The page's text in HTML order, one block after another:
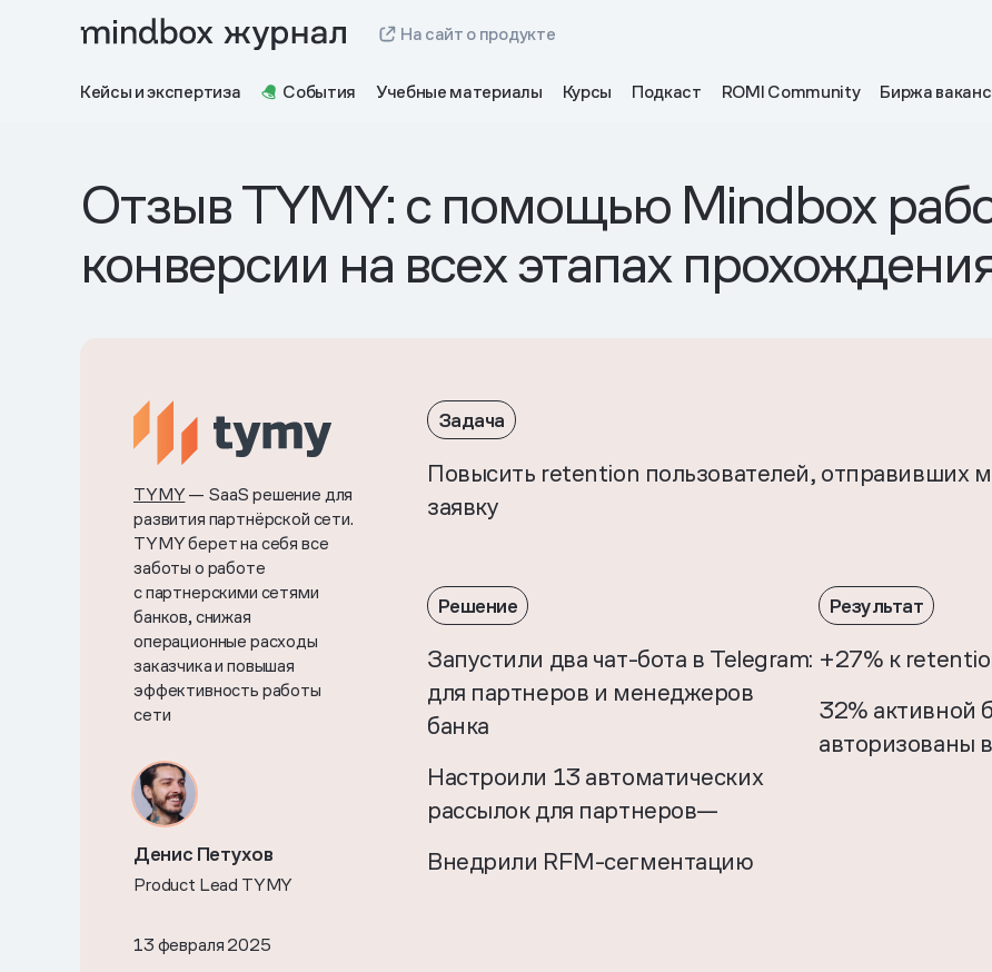
На сайт о продукте
Кейсы и экспертиза События Учебные материалы Курсы Подкаст ROMI Community Биржа
Отзыв TYMY: с помощью Mindbox
конверсии на всех этапах
TYMY— SaaS решение для
развития партнёрской сети.
TYMY берет на себя все
заботы о работе
с партнерскими сетями
банков, снижая
операционные расходы
заказчика и повышая
эффективность работы
сети
Денис Петухов
Product Lead TYMY
Задача
Повысить retention пользователей, отправивших
заявку
Решение
Запустили два чат-бота в Telegram:
для партнеров и менеджеров
банка
Настроили 13 автоматических
рассылок для партнеров—
Внедрили RFM-сегментацию
Результат
+27% к
32% активной
авторизованы
13 февраля 2025